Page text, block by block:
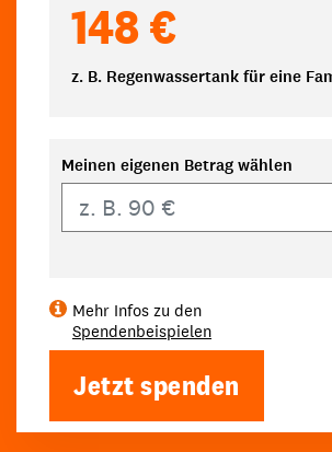
148 €
z. B. Regenwassertank für eine
Meinen eigenen Betrag wählen
Mehr Infos zu den
Spendenbeispielen
Jetzt spenden